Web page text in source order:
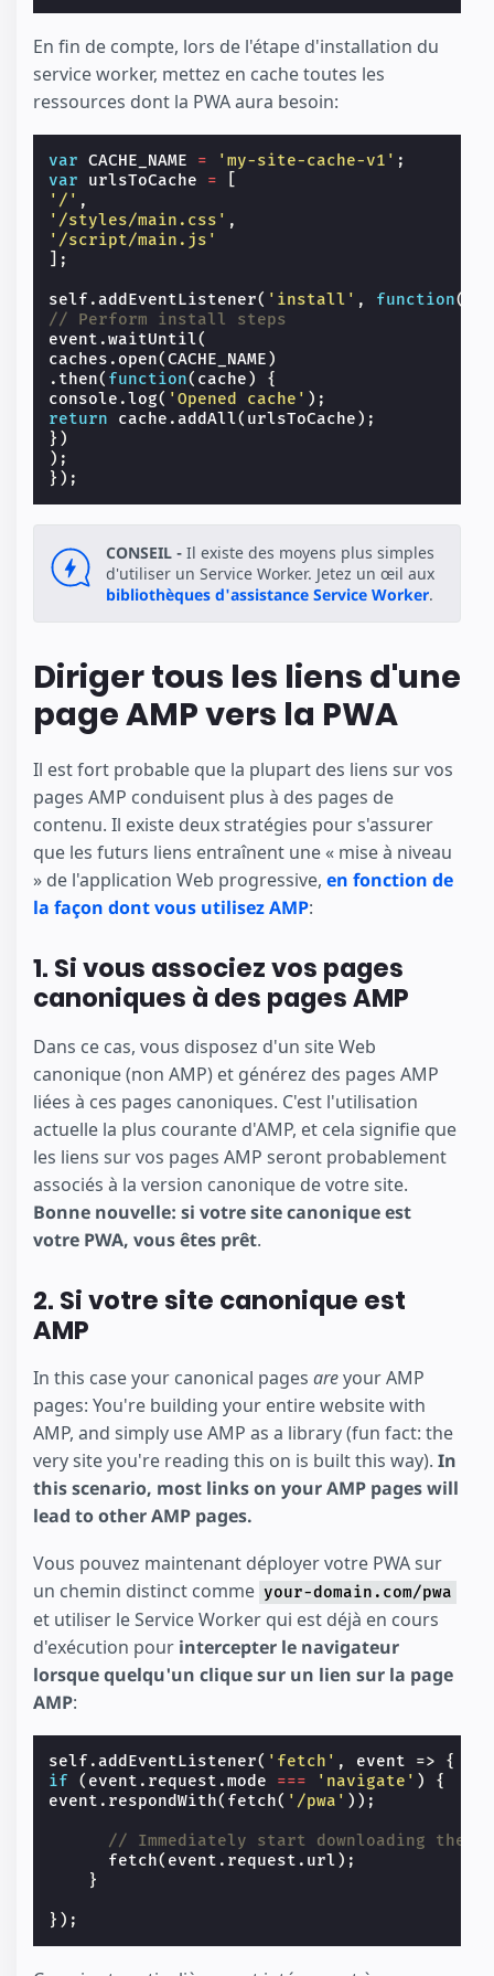
En fin de compte, lors de l'étape d'installation du
service worker, mettez en cache toutes les
ressources dont la PWA aura besoin:
var CACHE_NAME = 'my-site-cache-v1' ;
var
urlsToCache =
'/' ,
'/styles/main.css' ,
'/script/main.js'
];
self .addEventListener( 'install' , function(
// Perform install steps
event .waitUntil(
caches . open(CACHE_NAME )
. then( function( cache )
{
console .log( 'Opened cache' );
return
cache .addAll( urlsToCache );
})
);
});
CONSEIL - Il existe des moyens plus simples
d'utiliser un Service Worker. Jetez un œil aux
bibliothèques d'assistance Service Worker.
Diriger tous les liens d'une
page AMP vers la PWA
Il est fort probable que la plupart des liens sur vos
pages AMP conduisent plus à des pages de
contenu. Il existe deux stratégies pour s'assurer
que les futurs liens entraînent une « mise à niveau
» de l'application Web progressive, en fonction de
la façon dont vous utilisez AMP:
1. Si vous associez vos pages
canoniques à des pages AMP
Dans ce cas, vous disposez d'un site Web
canonique (non AMP) et générez des pages AMP
liées à ces pages canoniques. C'est l'utilisation
actuelle la plus courante d'AMP, et cela signifie que
les liens sur vos pages AMP seront probablement
associés à la version canonique de votre site.
Bonne nouvelle: si votre site canonique est
votre PWA, vous êtes prêt.
2. Si votre site canonique est
AMP
In this case your canonical pages areyour AMP
pages: You're building your entire website with
AMP, and simply use AMP as a library (fun fact: the
very site you're reading this on is built this way). In
this scenario, most links on your AMP pages will
lead to other AMP pages.
Vous pouvez maintenant déployer votre PWA sur
un chemin distinct comme your-domain.com/pwa
et utiliser le Service Worker qui est déjà en cours
d'exécution pour intercepter le navigateur
lorsque quelqu'un clique sur un lien sur la page
AMP:
self .addEventListener( 'fetch' , event =>
{
if
( event . request .mode === 'navigate' )
{
event . respondWith( fetch( '/pwa' ));
// Immediately start downloading the
fetch( event . request . url );
}
});